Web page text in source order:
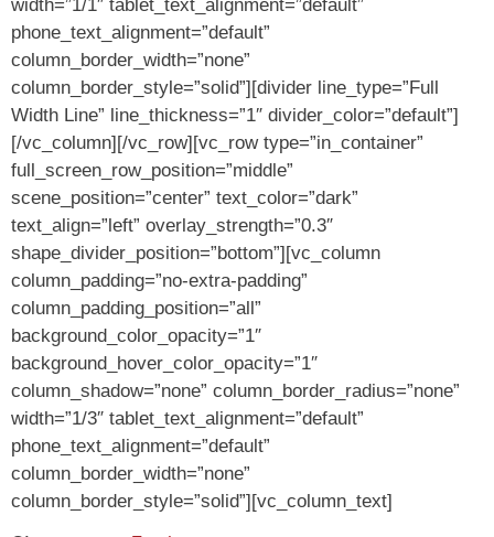
width=”1/1″ tablet_text_alignment=”default”
phone_text_alignment=”default”
column_border_width=”none”
column_border_style=”solid”][divider line_type=”Full
Width Line” line_thickness=”1″ divider_color=”default”]
[/vc_column][/vc_row][vc_row type=”in_container”
full_screen_row_position=”middle”
scene_position=”center” text_color=”dark”
text_align=”left” overlay_strength=”0.3″
shape_divider_position=”bottom”][vc_column
column_padding=”no-extra-padding”
column_padding_position=”all”
background_color_opacity=”1″
background_hover_color_opacity=”1″
column_shadow=”none” column_border_radius=”none”
width=”1/3″ tablet_text_alignment=”default”
phone_text_alignment=”default”
column_border_width=”none”
column_border_style=”solid”][vc_column_text]